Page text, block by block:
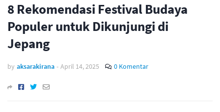
8 Rekomendasi Festival Budaya
Populer untuk Dikunjungi di
Jepang
by aksarakirana - April 14, 2025 0 Komentar